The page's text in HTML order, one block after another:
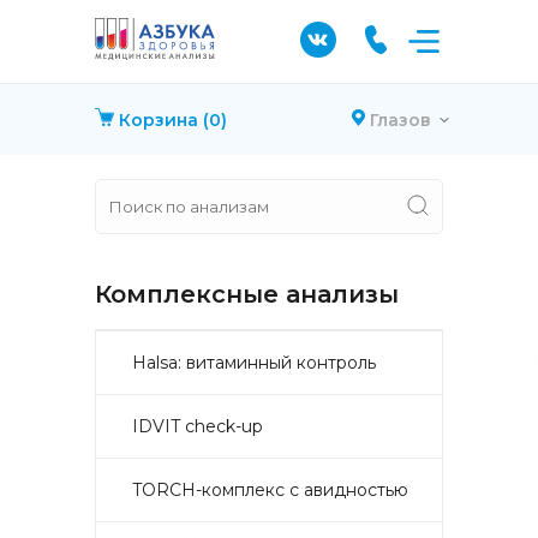
Корзина (0) Глазов
Комплексные анализы
Halsa: витаминный контроль
IDVIT check-up
TORCH-комплекс с авидностью